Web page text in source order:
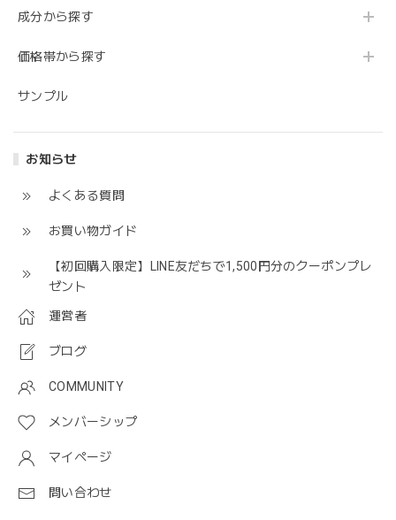
成分から探す
価格帯から探す
サンプル
お知らせ
よくある質問
お買い物ガイド
【初回購入限定】LINE友だちで1,500円分のクーポンプレ
ゼント
運営者
ブログ
COMMUNITY
メンバーシップ
マイページ
問い合わせ